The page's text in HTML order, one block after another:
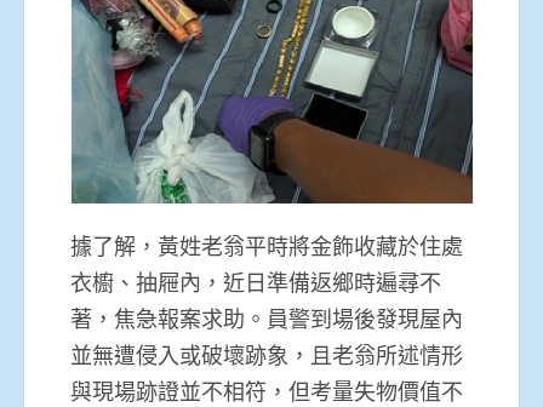
據了解，黃姓老翁平時將金飾收藏於住處
衣櫥、抽屜內，近日準備返鄉時遍尋不
著，焦急報案求助。員警到場後發現屋內
並無遭侵入或破壞跡象，且老翁所述情形
與現場跡證並不相符，但考量失物價值不